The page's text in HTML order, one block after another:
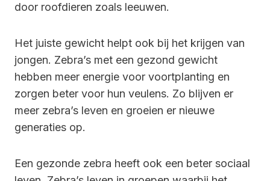
door roofdieren zoals leeuwen.
Het juiste gewicht helpt ook bij het krijgen van
jongen. Zebra’s met een gezond gewicht
hebben meer energie voor voortplanting en
zorgen beter voor hun veulens. Zo blijven er
meer zebra’s leven en groeien er nieuwe
generaties op.
Een gezonde zebra heeft ook een beter sociaal